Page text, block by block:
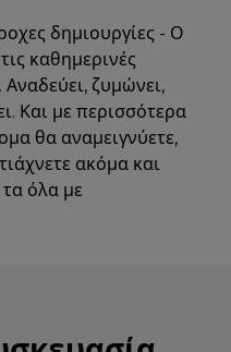
δημιουργίες - Ο
καθημερινές
ζυμώνει,
Και με περισσότερα
θα αναμειγνύετε,
ακόμα και
όλα με